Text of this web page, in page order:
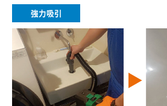
強力吸引